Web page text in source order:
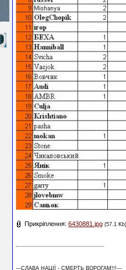
Прикріплення: 6430881.jpg (57.1 Kb)
---СЛАВА НАЦІЇ - СМЕРТЬ ВОРОГАМ!!!---